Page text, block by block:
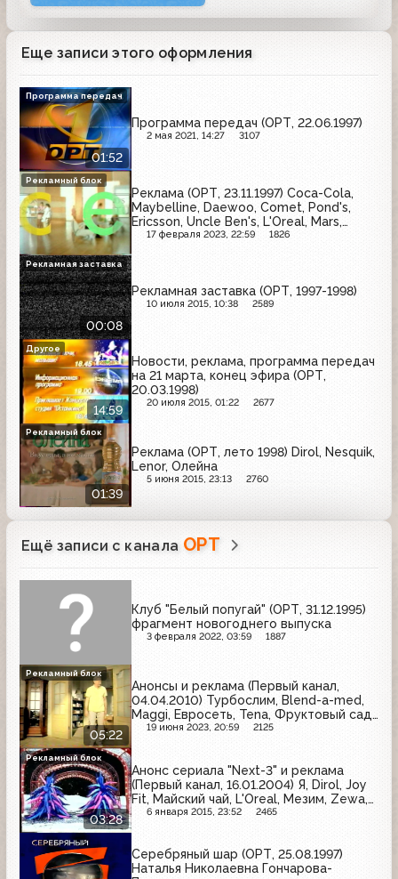
Еще записи этого оформления
01:52
Программа передач (ОРТ, 22.06.1997)
2 мая 2021, 14:27 3107
Программа передач
Реклама (ОРТ, 23.11.1997) Coca-Cola,
Maybelline, Daewoo, Comet, Pond's,
Ericsson, Uncle Ben's, L'Oreal, Mars,
Tefal, Golden Lady, Vegeta, Низорал,
17 февраля 2023, 22:59 1826
Рекламный блок
00:08
Рекламная заставка (ОРТ, 1997-1998)
10 июля 2015, 10:38 2589
Рекламная заставка
14:59
Новости, реклама, программа передач
на 21 марта, конец эфира (ОРТ,
20.03.1998)
20 июля 2015, 01:22 2677
Другое
01:39
Реклама (ОРТ, лето 1998) Dirol, Nesquik,
Lenor, Олейна
5 июня 2015, 23:13 2760
Рекламный блок
Ещё записи с канала ОРТ
Клуб "Белый попугай" (ОРТ, 31.12.1995)
фрагмент новогоднего выпуска
3 февраля 2022, 03:59 1887
05:22
Анонсы и реклама (Первый канал,
04.04.2010) Турбослим, Blend-a-med,
Maggi, Евросеть, Tena, Фруктовый сад,
SantiMin, Garnier, Панангин, iPhone,
19 июня 2023, 20:59 2125
Рекламный блок
03:28
Анонс сериала "Next-3" и реклама
(Первый канал, 16.01.2004) Я, Dirol, Joy
Fit, Майский чай, L'Oreal, Мезим, Zewa,
Знахарь, Samsung
6 января 2015, 23:52 2465
Рекламный блок
Серебряный шар (ОРТ, 25.08.1997)
Наталья Николаевна Гончарова-